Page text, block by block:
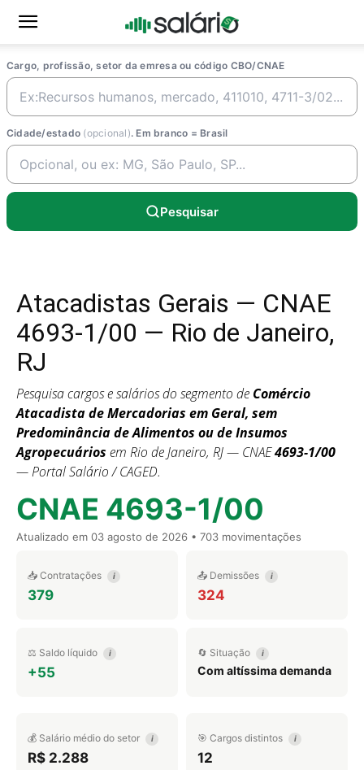
Cargo, profissão, setor da emresa ou código CBO/CNAE
Cidade/estado (opcional). Em branco = Brasil
Pesquisar
Atacadistas Gerais — CNAE
4693-1/00 — Rio de Janeiro,
RJ
Pesquisa cargos e salários do segmento de Comércio
Atacadista de Mercadorias em Geral, sem
Predominância de Alimentos ou de Insumos
Agropecuários em Rio de Janeiro, RJ — CNAE4693-1/00
— Portal Salário / CAGED.
CNAE 4693-1/00
Atualizado em 03 agosto de 2026 • 703 movimentações
📥 Contratações i
379
📤 Demissões i
324
⚖️ Saldo líquido i
+55
🔄 Situação i
Com altíssima demanda
💰 Salário médio do setor i
R$ 2.288
🎯 Cargos distintos i
12